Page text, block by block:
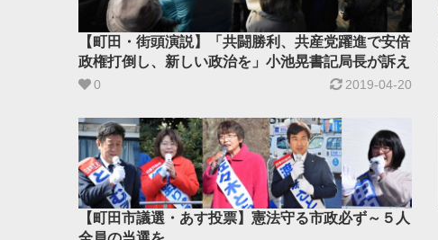
【町田・街頭演説】「共闘勝利、共産党躍進で安倍
政権打倒し、新しい政治を」小池晃書記局長が訴え
0 2019-04-20
【町田市議選・あす投票】憲法守る市政必ず～５人